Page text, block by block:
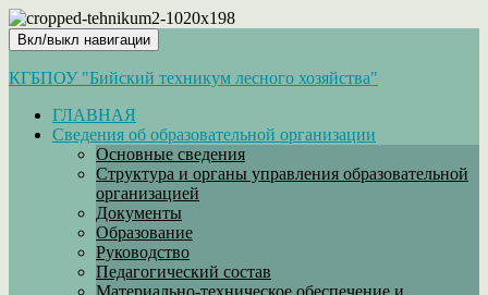
Вкл/выкл навигации
КГБПОУ "Бийский техникум лесного хозяйства"
ГЛАВНАЯ
Сведения об образовательной организации
Основные сведения
Структура и органы управления образовательной
организацией
Документы
Образование
Руководство
Педагогический состав
Материально-техническое обеспечение и